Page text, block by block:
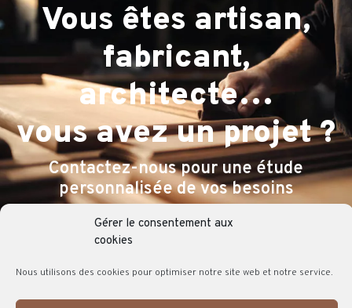
Gérer le consentement aux
cookies
Nous utilisons des cookies pour optimiser notre site web et notre service.
Vous êtes artisan,
fabricant,
architecte…
vous avez un projet ?
Contactez-nous pour une étude
personnalisée de vos besoins
NOUS CONTACTER